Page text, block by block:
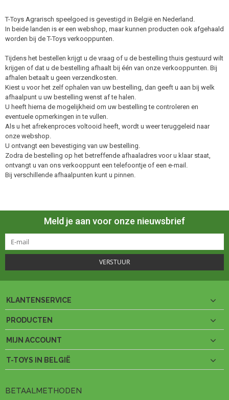
T-Toys Agrarisch speelgoed is gevestigd in België en Nederland.
In beide landen is er een webshop, maar kunnen producten ook afgehaald
worden bij de T-Toys verkooppunten.
Tijdens het bestellen krijgt u de vraag of u de bestelling thuis gestuurd wilt
krijgen of dat u de bestelling afhaalt bij één van onze verkooppunten. Bij
afhalen betaalt u geen verzendkosten.
Kiest u voor het zelf ophalen van uw bestelling, dan geeft u aan bij welk
afhaalpunt u uw bestelling wenst af te halen.
U heeft hierna de mogelijkheid om uw bestelling te controleren en
eventuele opmerkingen in te vullen.
Als u het afrekenproces voltooid heeft, wordt u weer teruggeleid naar
onze webshop.
U ontvangt een bevestiging van uw bestelling.
Zodra de bestelling op het betreffende afhaaladres voor u klaar staat,
ontvangt u van ons verkooppunt een telefoontje of een e-mail.
Bij verschillende afhaalpunten kunt u pinnen.
Meld je aan voor onze nieuwsbrief
VERSTUUR
KLANTENSERVICE
PRODUCTEN
MIJN ACCOUNT
T-TOYS IN BELGIË
BETAALMETHODEN